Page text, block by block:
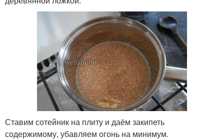
Ставим сотейник на плиту и даём закипеть
содержимому, убавляем огонь на минимум.